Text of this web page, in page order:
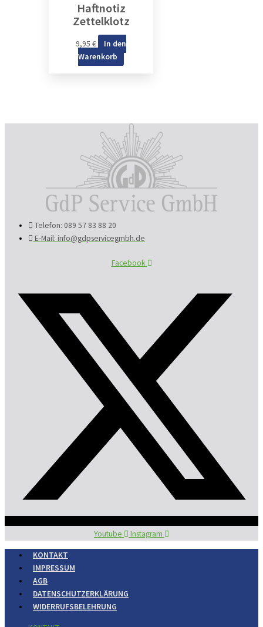
Haftnotiz
Zettelklotz
9,95 €
In den
Warenkorb
Telefon: 089 57 83 88 20
E-Mail: info@gdpservicegmbh.de
Facebook
Youtube Instagram
KONTAKT
IMPRESSUM
AGB
DATENSCHUTZERKLÄRUNG
WIDERRUFSBELEHRUNG